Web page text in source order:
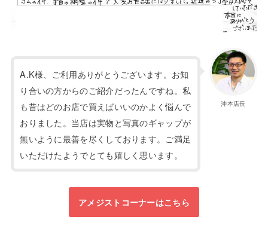
沖本店長
A.K様、ご利用ありがとうございます。お知
り合いの方からのご紹介だったんですね。私
も昔はどのお店で買えばいいのかよく悩んで
おりました。当店は実物と写真のギャップが
無いように最善を尽くしております。ご満足
いただけたようでとても嬉しく思います。
アメジストコーナーはこちら